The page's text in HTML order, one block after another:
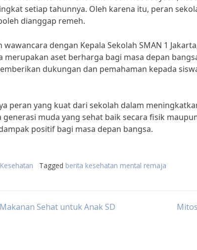
setiap tahunnya. Oleh karena itu, peran
dianggap remeh.
wawancara dengan Kepala Sekolah SMAN 1
merupakan aset berharga bagi masa depan
dukungan dan pemahaman kepada
peran yang kuat dari sekolah dalam
muda yang sehat baik secara fisik
positif bagi masa depan bangsa.
Tagged berita kesehatan mental remaja
Sehat untuk Anak SD